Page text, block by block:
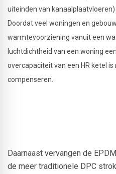
uiteinden van
Doordat veel woningen en
warmtevoorziening vanuit een
luchtdichtheid van een woning
overcapaciteit van een HR ketel
compenseren.
Daarnaast vervangen de
de meer traditionele DPC